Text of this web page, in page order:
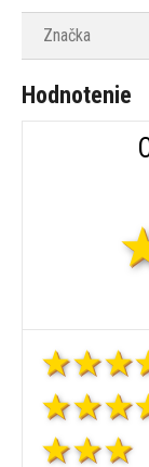
Značka
Hodnotenie